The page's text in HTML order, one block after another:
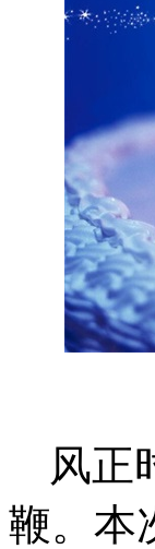
风正
鞭。本